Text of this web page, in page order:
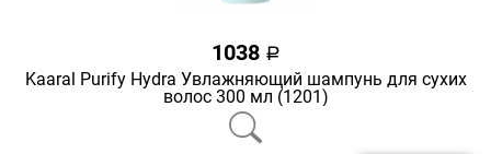
1038 a
Kaaral Purify Hydra Увлажняющий шампунь для сухих
волос 300 мл (1201)